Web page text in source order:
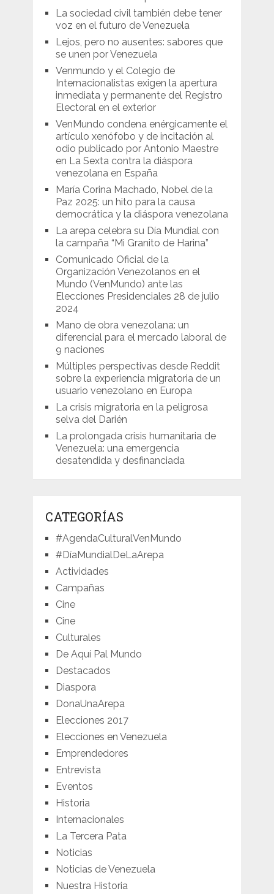
La sociedad civil también debe tener
voz en el futuro de Venezuela
Lejos, pero no ausentes: sabores que
se unen por Venezuela
Venmundo y el Colegio de
Internacionalistas exigen la apertura
inmediata y permanente del Registro
Electoral en el exterior
VenMundo condena enérgicamente el
artículo xenófobo y de incitación al
odio publicado por Antonio Maestre
en La Sexta contra la diáspora
venezolana en España
María Corina Machado, Nobel de la
Paz 2025: un hito para la causa
democrática y la diáspora venezolana
La arepa celebra su Día Mundial con
la campaña “Mi Granito de Harina”
Comunicado Oficial de la
Organización Venezolanos en el
Mundo (VenMundo) ante las
Elecciones Presidenciales 28 de julio
2024
Mano de obra venezolana: un
diferencial para el mercado laboral de
9 naciones
Múltiples perspectivas desde Reddit
sobre la experiencia migratoria de un
usuario venezolano en Europa
La crisis migratoria en la peligrosa
selva del Darién
La prolongada crisis humanitaria de
Venezuela: una emergencia
desatendida y desfinanciada
CATEGORÍAS
#AgendaCulturalVenMundo
#DíaMundialDeLaArepa
Actividades
Campañas
Cine
Cine
Culturales
De Aquí Pal Mundo
Destacados
Diaspora
DonaUnaArepa
Elecciones 2017
Elecciones en Venezuela
Emprendedores
Entrevista
Eventos
Historia
Internacionales
La Tercera Pata
Noticias
Noticias de Venezuela
Nuestra Historia